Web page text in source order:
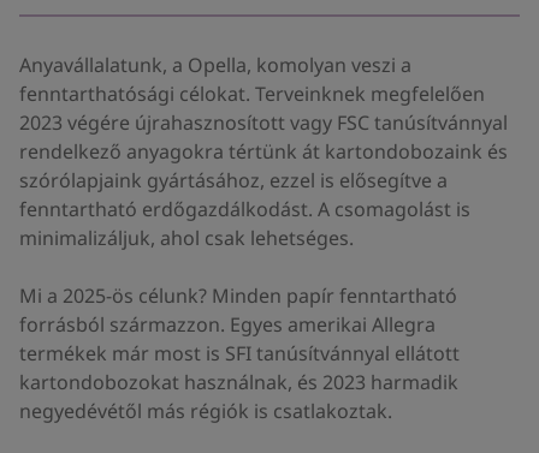
Anyavállalatunk, a Opella, komolyan veszi a
fenntarthatósági célokat. Terveinknek megfelelően
2023 végére újrahasznosított vagy FSC tanúsítvánnyal
rendelkező anyagokra tértünk át kartondobozaink és
szórólapjaink gyártásához, ezzel is elősegítve a
fenntartható erdőgazdálkodást. A csomagolást is
minimalizáljuk, ahol csak lehetséges.
Mi a 2025-ös célunk? Minden papír fenntartható
forrásból származzon. Egyes amerikai Allegra
termékek már most is SFI tanúsítvánnyal ellátott
kartondobozokat használnak, és 2023 harmadik
negyedévétől más régiók is csatlakoztak.